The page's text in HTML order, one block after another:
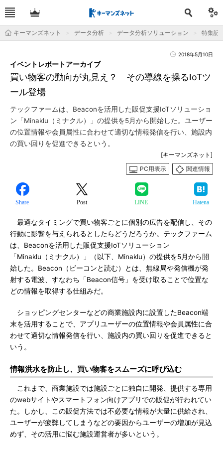
キーマンズネット データ分析 データ分析ソリューション 特集記
2018年5月10日
買い物客の動向が丸見え？ その導線を操るIoTツ
ール登場
イベントレポートアーカイブ
テックファームは、Beaconを活用した販促支援IoTソリューショ
ン「Minaklu（ミナクル）」の提供を5月から開始した。ユーザー
の位置情報や会員属性に合わせて適切な情報発信を行い、施設内
の買い回りを促進できるという。
[キーマンズネット]
PC用表示
関連情報
Share Post LINE Hatena
最適なタイミングで買い物客ごとに個別の広告を配信し、その
行動に影響を与えられるとしたらどうだろうか。テックファーム
は、Beaconを活用した販促支援IoTソリューション
「Minaklu（ミナクル）」（以下、Minaklu）の提供を5月から開
始した。Beacon（ビーコンと読む）とは、無線局や発信機が発
射する電波、すなわち「Beacon信号」を受け取ることで位置な
どの情報を取得する仕組みだ。
ショッピングセンターなどの商業施設内に設置したBeacon端
末を活用することで、アプリユーザーの位置情報や会員属性に合
わせて適切な情報発信を行い、施設内の買い回りを促進できると
いう。
情報洪水を防止し、買い物客をスムーズに呼び込む
これまで、商業施設では施設ごとに独自に開発、提供する専用
のwebサイトやスマートフォン向けアプリでの販促が行われてい
た。しかし、この販促方法では不必要な情報が大量に供給され、
ユーザーが疲弊してしまうなどの要因からユーザーの増加が見込
めず、その活用に悩む施設運営者が多いという。